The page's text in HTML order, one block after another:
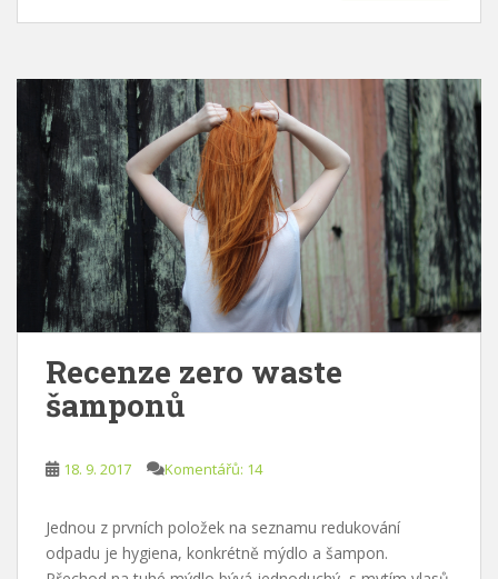
Recenze zero waste
šamponů
18. 9. 2017 Komentářů: 14
Jednou z prvních položek na seznamu redukování
odpadu je hygiena, konkrétně mýdlo a šampon.